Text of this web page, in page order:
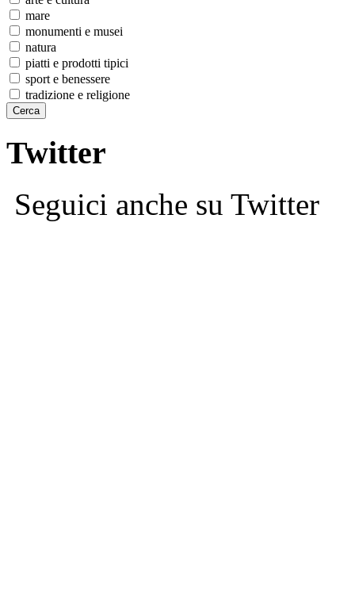
mare
monumenti e musei
natura
piatti e prodotti tipici
sport e benessere
tradizione e religione
Twitter
Seguici anche su Twitter